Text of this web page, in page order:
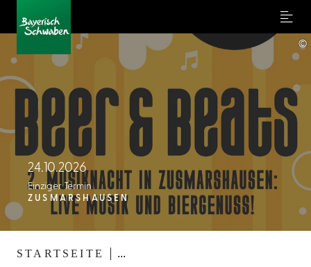
Menu
STARTSEITE ...
24.10.2026
Einziger Termin
ZUSMARSHAUSEN
©